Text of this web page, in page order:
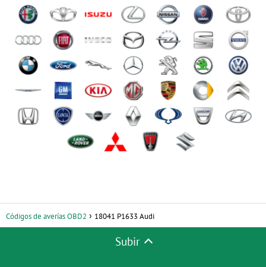
Códigos de averías OBD2 18041 P1633 Audi
Subir